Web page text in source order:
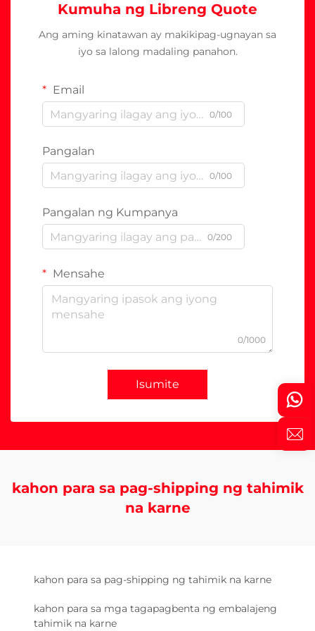
Kumuha ng Libreng Quote
Ang aming kinatawan ay makikipag-ugnayan sa
iyo sa lalong madaling panahon.
Email
0/100
Pangalan
0/100
Pangalan ng Kumpanya
0/200
Mensahe
0/1000
Isumite
kahon para sa pag-shipping ng tahimik
na karne
kahon para sa pag-shipping ng tahimik na karne
kahon para sa mga tagapagbenta ng embalajeng
tahimik na karne